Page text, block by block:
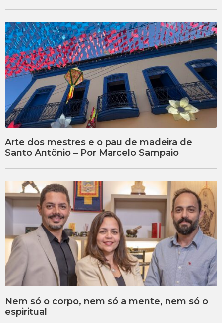
Arte dos mestres e o pau de madeira de
Santo Antônio – Por Marcelo Sampaio
Nem só o corpo, nem só a mente, nem só o
espiritual